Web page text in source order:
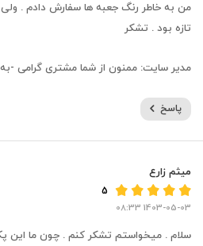
من به خاطر رنگ جعبه ها سفارش دادم .
تازه بود . تشکر
مدیر سایت: ممنون از شما مشتری گرامی -
پاسخ
میثم زارع
5
1403-05-03 08:33
سلام . میخواستم تشکر کنم . چون ما این